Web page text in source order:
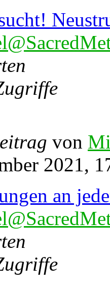
von
2021,
an